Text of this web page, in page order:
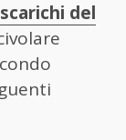
scarichi del